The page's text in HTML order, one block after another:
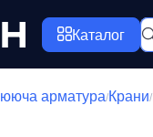
Каталог
арматура/Крани/